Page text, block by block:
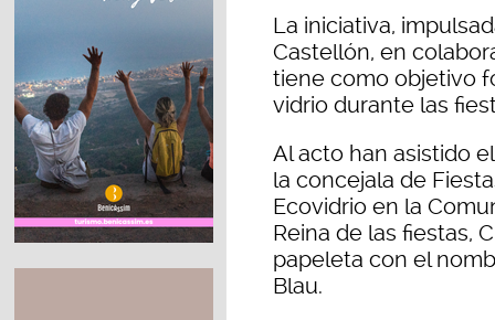
La iniciativa,
Castellón, en
tiene como objetivo
vidrio durante las
Al acto han asistido
la concejala de
Ecovidrio en la
Reina de las fiestas,
papeleta con el
Blau.